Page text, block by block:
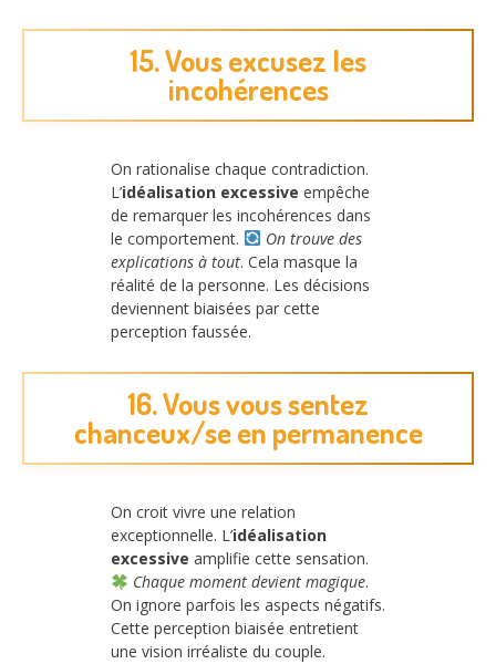
15. Vous excusez les
incohérences
On rationalise chaque contradiction.
L’idéalisation excessive empêche
de remarquer les incohérences dans
le comportement.
On trouve des
explications à tout. Cela masque la
réalité de la personne. Les décisions
deviennent biaisées par cette
perception faussée.
16. Vous vous sentez
chanceux/se en permanence
On croit vivre une relation
exceptionnelle. L’idéalisation
excessive amplifie cette sensation.
Chaque moment devient magique.
On ignore parfois les aspects négatifs.
Cette perception biaisée entretient
une vision irréaliste du couple.